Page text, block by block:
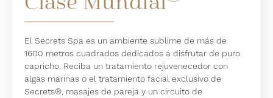
El Secrets Spa es un ambiente sublime de más de
1600 metros cuadrados dedicados a disfrutar de puro
capricho. Reciba un tratamiento rejuvenecedor con
algas marinas o el tratamiento facial exclusivo de
Secrets®, masajes de pareja y un circuito de